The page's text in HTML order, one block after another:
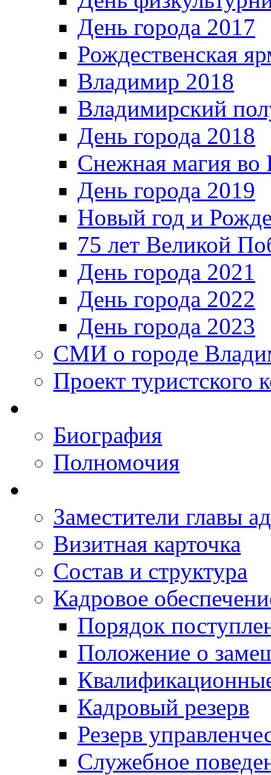
День города 2017
Рождественская
Владимир 2018
Владимирский
День города 2018
Снежная магия во
День города 2019
Новый год и
75 лет Великой
День города 2021
День города 2022
День города 2023
СМИ о городе
Проект туристского
Биография
Полномочия
Заместители главы
Визитная карточка
Состав и структура
Кадровое
Порядок
Положение о
Кадровый резерв
Резерв
Служебное